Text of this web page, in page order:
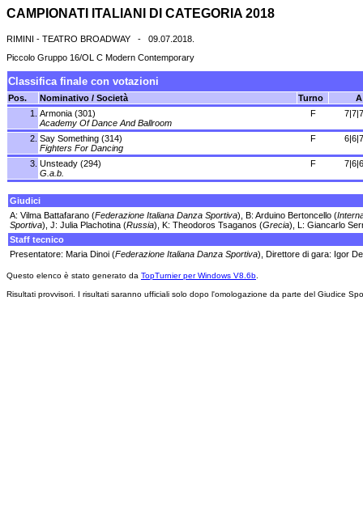
CAMPIONATI ITALIANI DI CATEGORIA 2018
RIMINI - TEATRO BROADWAY - 09.07.2018.
Piccolo Gruppo 16/OL C Modern Contemporary
Classifica finale con votazioni
Pos. Nominativo / Società Turno
A
1.
Armonia (301)
Academy Of Dance And Ballroom
F
2. Say Something (314)
Fighters For Dancing
F
3. Unsteady (294)
G.a.b.
F
Giudici
A: Vilma Battafarano (Federazione Italiana Danza Sportiva), B: Arduino Bertoncello (
Sportiva), J: Julia Plachotina (Russia), K: Theodoros Tsaganos (Grecia), L: Giancarlo
Staff tecnico
Presentatore: Maria Dinoi (Federazione Italiana Danza Sportiva), Direttore di gara: Igor
Questo elenco è stato generato da TopTurnier per Windows V8.6b
Risultati provvisori. I risultati saranno ufficiali solo dopo l'omologazione da parte del Giudice